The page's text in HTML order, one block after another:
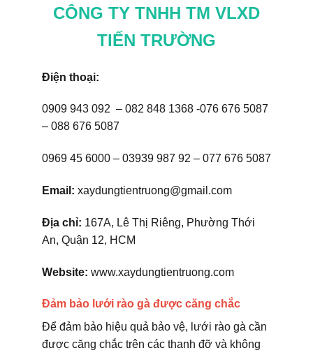
CÔNG TY TNHH TM VLXD
TIẾN TRƯỜNG
Điện thoại:
0909 943 092 – 082 848 1368 -076 676 5087
– 088 676 5087
0969 45 6000 – 03939 987 92 – 077 676 5087
Email: xaydungtientruong@gmail.com
Địa chỉ: 167A, Lê Thị Riêng, Phường Thới
An, Quận 12, HCM
Website: www.xaydungtientruong.com
Đảm bảo lưới rào gà được căng chắc
Để đảm bảo hiệu quả bảo vệ, lưới rào gà cần
được căng chắc trên các thanh đỡ và không